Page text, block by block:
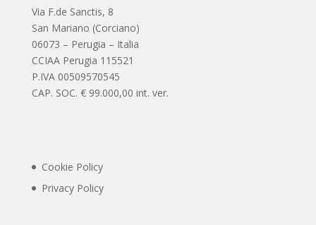
Via F.de Sanctis, 8
San Mariano (Corciano)
06073 – Perugia – Italia
CCIAA Perugia 115521
P.IVA 00509570545
CAP. SOC. € 99.000,00 int. ver.
Cookie Policy
Privacy Policy